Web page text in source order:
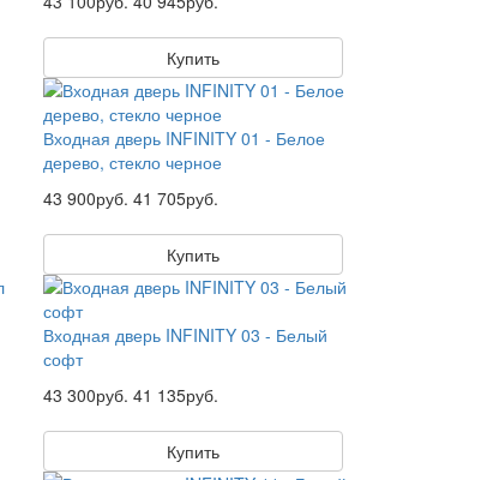
Купить
Входная дверь INFINITY 01 - Белое
дерево, стекло черное
43 900руб. 41 705руб.
Купить
Входная дверь INFINITY 03 - Белый
софт
43 300руб. 41 135руб.
Купить